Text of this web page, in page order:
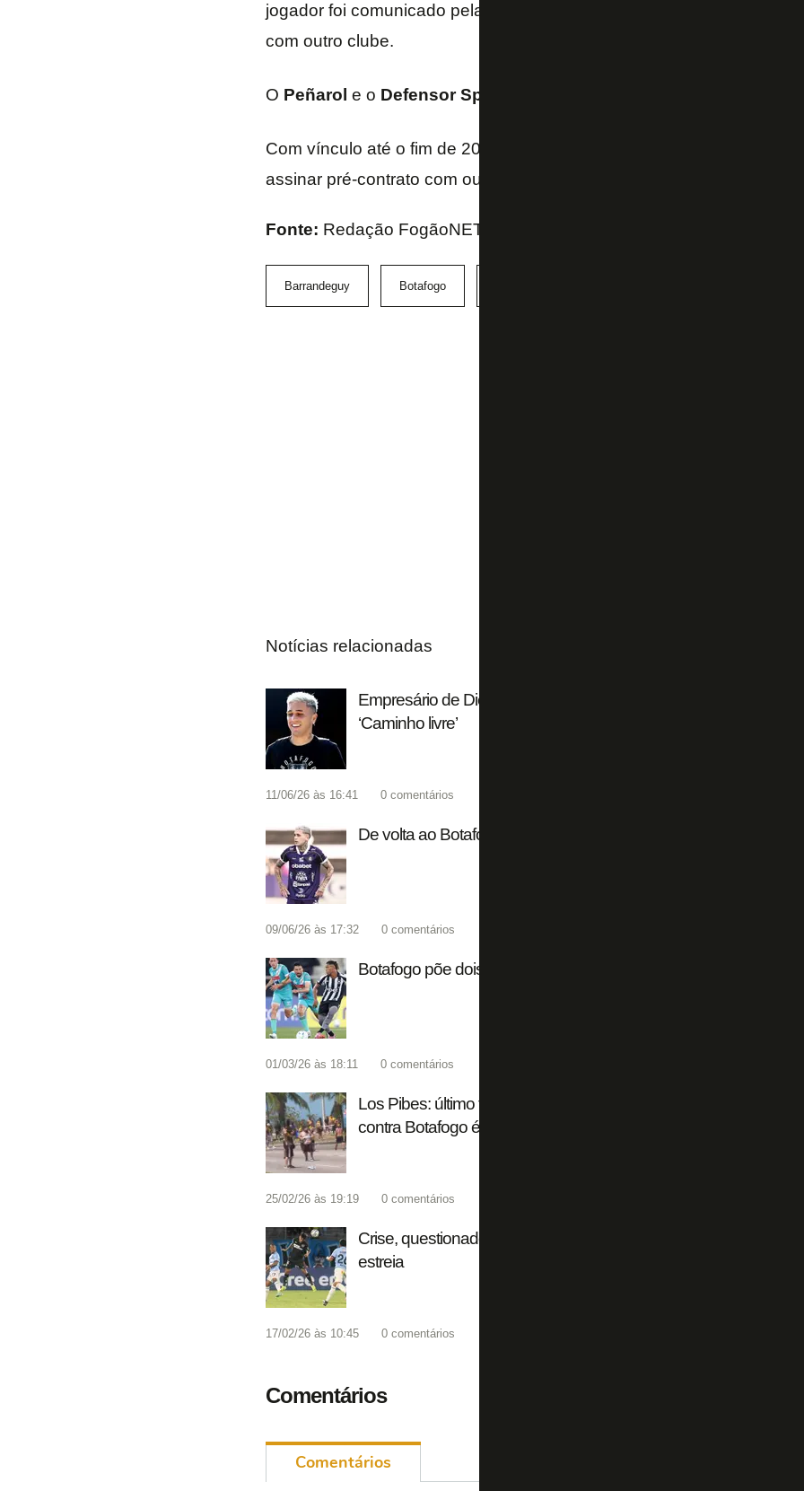
jogador foi comunicado pela diretoria que não será mais relacionado
com outro clube.
O Peñarol e o Defensor Sporting
Com vínculo até o fim de 2021 com o
assinar pré-contrato com outro clube.
Fonte: Redação FogãoNET e Torcedores.com
Barrandeguy Botafogo
Notícias relacionadas
Empresário de Diego Hernández, do Botafogo, confirma
‘Caminho livre’
11/06/26 às 16:41 0 comentários
De volta ao Botafogo, Diego Hernández é oferecido ao Peñarol
09/06/26 às 17:32 0 comentários
Botafogo põe dois jogadores na seleção da semana da
01/03/26 às 18:11 0 comentários
Los Pibes: último torcedor do Peñarol preso no Rio após
contra Botafogo é solto; advogado fala em ‘xenofobia’
25/02/26 às 19:19 0 comentários
Crise, questionado, Bolívia… Botafogo na Libertadores e as
estreia
17/02/26 às 10:45 0 comentários
Comentários